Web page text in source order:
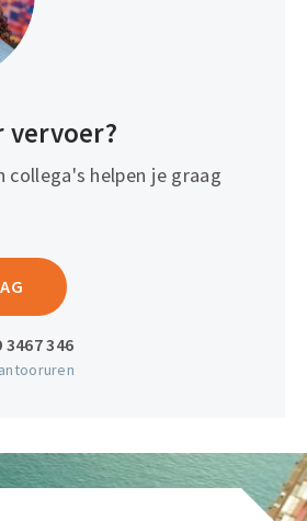
vervoer?
collega's helpen je graag
3467 346